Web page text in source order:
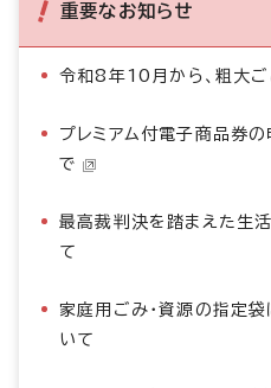
重要なお知らせ
令和8年10月から、粗大
プレミアム付電子商品券
で
最高裁判決を踏まえた生
て
家庭用ごみ・資源の指定
いて